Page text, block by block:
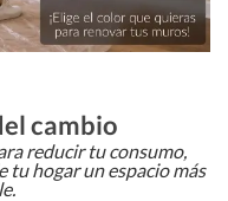
cambio
reducir tu consumo,
tu hogar un espacio más